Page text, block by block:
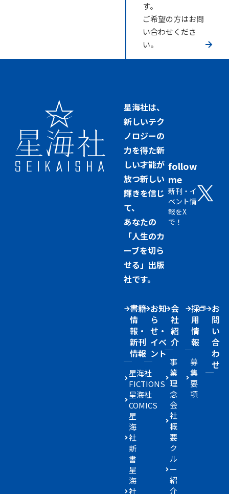
す。
ご希望の方はお問
い合わせくださ
い。
星海社は、
新しいテク
ノロジーの
力を得た新
しい才能が
放つ新しい
輝きを信じ
て、
あなたの
「人生のカ
ーブを切ら
せる」出版
社です。
follow
me
新刊・イ
ベント情
報をX
で！
書籍
情
報・
新刊
情報
星海社
FICTIONS
星海社
COMICS
星
海
社
新
書
星
海
社
お知
ら
せ・
イベ
ント
会
社
紹
介
事
業
理
念
会
社
概
要
ク
ル
ー
紹
介
採
用
情
報
募
集
要
項
お
問
い
合
わ
せ